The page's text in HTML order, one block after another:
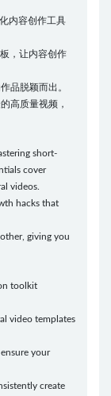
内容创作工具
，让内容创作
品脱颖而出。
高质量视频，
short-
cover
videos.
hacks that
giving you
toolkit
video templates
your
create